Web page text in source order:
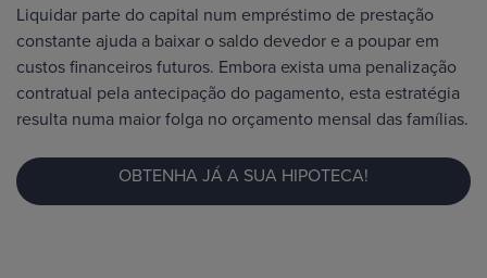
Liquidar parte do capital num empréstimo de prestação
constante ajuda a baixar o saldo devedor e a poupar em
custos financeiros futuros. Embora exista uma penalização
contratual pela antecipação do pagamento, esta estratégia
resulta numa maior folga no orçamento mensal das famílias.
OBTENHA JÁ A SUA HIPOTECA!